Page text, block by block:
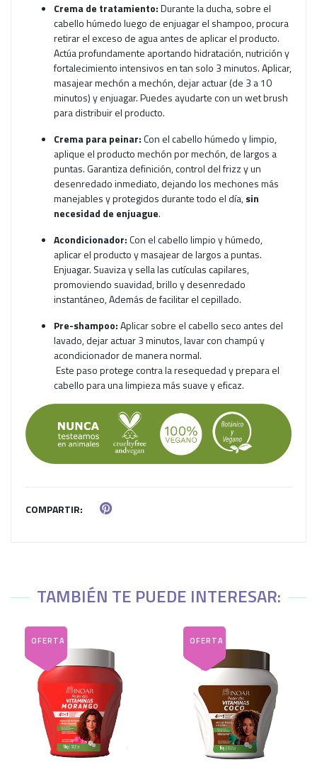
Crema de tratamiento:Durante la ducha, sobre el
cabello húmedo luego de enjuagar el shampoo, procura
retirar el exceso de agua antes de aplicar el producto.
Actúa profundamente aportando hidratación, nutrición y
fortalecimiento intensivos en tan solo 3 minutos. Aplicar,
masajear mechón a mechón, dejar actuar (de 3 a 10
minutos) y enjuagar. Puedes ayudarte con un wet brush
para distribuir el producto.
Crema para peinar:Con el cabello húmedo y limpio,
aplique el producto mechón por mechón, de largos a
puntas. Garantiza definición, control del frizz y un
desenredado inmediato, dejando los mechones más
manejables y protegidos durante todo el día,sin
necesidad de enjuague.
Acondicionador:Con el cabello limpio y húmedo,
aplicar el producto y masajear de largos a puntas.
Enjuagar. Suaviza y sella las cutículas capilares,
promoviendo suavidad, brillo y desenredado
instantáneo, Además de facilitar el cepillado.
Pre-shampoo:Aplicar sobre el cabello seco antes del
lavado, dejar actuar 3 minutos, lavar con champú y
acondicionador de manera normal.
Este paso protege contra la resequedad y prepara el
cabello para una limpieza más suave y eficaz.
COMPARTIR:
TAMBIÉN TE PUEDE INTERESAR: